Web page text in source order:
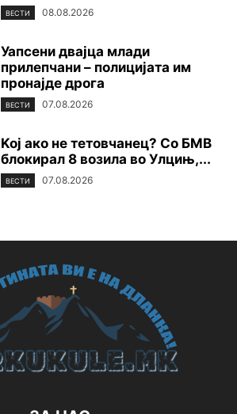
ВЕСТИ 08.08.2026
Уапсени двајца млади
прилепчани – полицијата им
пронајде дpoга
ВЕСТИ 07.08.2026
Koj ако не тетовчанец? Со БМВ
блокирал 8 возила во Улцињ,...
ВЕСТИ 07.08.2026